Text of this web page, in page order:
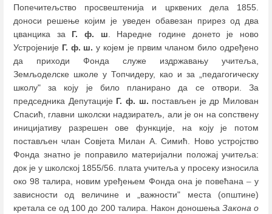
Попечитељство просвештенија и црквених дела 1855.
доноси решење којим је уведен обавезан прирез од два
цванцика за Г. ф. ш. Наредне године донето је ново
Устројеније Г. ф. ш. у којем је првим чланом било одређено
да приходи Фонда служе издржавању учитеља,
Земљоделске школе у Топчидеру, као и за „педагогическу
школу" за коју је било планирано да се отвори. За
председника Депутације Г. ф. ш. постављен је др Милован
Спасић, главни школски надзиратељ, али је он на сопствену
иницијативу разрешен ове функције, на коју је потом
постављен члан Совјета Милан А. Симић. Ново устројство
Фонда знатно је поправило материјални положај учитеља:
док је у школској 1855/56. плата учитеља у просеку износила
око 98 талира, новим уређењем Фонда она је повећана –у
зависности од величине и „важности" места (општине)
кретала се од 100 до 200 талира. Након доношења Законa о